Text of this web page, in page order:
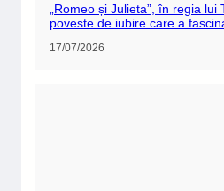
„Romeo și Julieta”, în regia lui
poveste de iubire care a
17/07/2026